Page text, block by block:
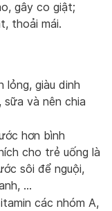
gây co giật;
thoải mái.
giàu dinh
sữa và nên chia
hơn bình
cho trẻ uống là
sôi để nguội,
…
các nhóm A,